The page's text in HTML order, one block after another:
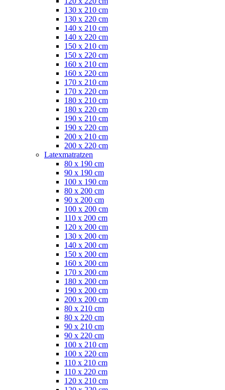
130 x 210 cm
130 x 220 cm
140 x 210 cm
140 x 220 cm
150 x 210 cm
150 x 220 cm
160 x 210 cm
160 x 220 cm
170 x 210 cm
170 x 220 cm
180 x 210 cm
180 x 220 cm
190 x 210 cm
190 x 220 cm
200 x 210 cm
200 x 220 cm
Latexmatratzen
80 x 190 cm
90 x 190 cm
100 x 190 cm
80 x 200 cm
90 x 200 cm
100 x 200 cm
110 x 200 cm
120 x 200 cm
130 x 200 cm
140 x 200 cm
150 x 200 cm
160 x 200 cm
170 x 200 cm
180 x 200 cm
190 x 200 cm
200 x 200 cm
80 x 210 cm
80 x 220 cm
90 x 210 cm
90 x 220 cm
100 x 210 cm
100 x 220 cm
110 x 210 cm
110 x 220 cm
120 x 210 cm